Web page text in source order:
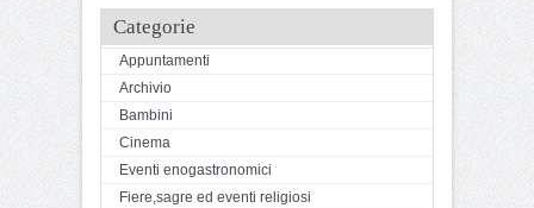
Categorie
Appuntamenti
Archivio
Bambini
Cinema
Eventi enogastronomici
Fiere,sagre ed eventi religiosi